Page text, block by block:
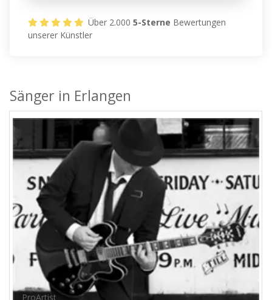
Über 2.0005-Sterne Bewertungen
unserer Künstler
Sänger in Erlangen
ProArtist